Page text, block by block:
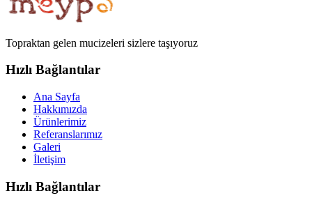
Topraktan gelen mucizeleri sizlere taşıyoruz
Hızlı Bağlantılar
Ana Sayfa
Hakkımızda
Ürünlerimiz
Referanslarımız
Galeri
İletişim
Hızlı Bağlantılar